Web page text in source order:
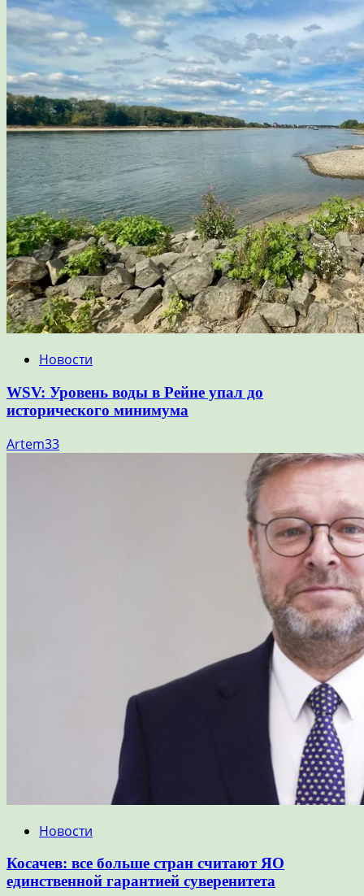
Новости
WSV: Уровень воды в Рейне упал до
исторического минимума
Artem33
Новости
Косачев: все больше стран считают ЯО
единственной гарантией суверенитета